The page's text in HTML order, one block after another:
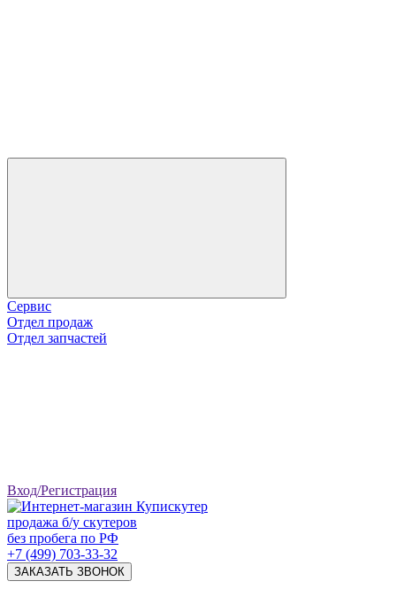
Сервис
Отдел продаж
Отдел запчастей
Вход/Регистрация
продажа б/у скутеров
без пробега по РФ
+7 (499) 703-33-32
ЗАКАЗАТЬ ЗВОНОК